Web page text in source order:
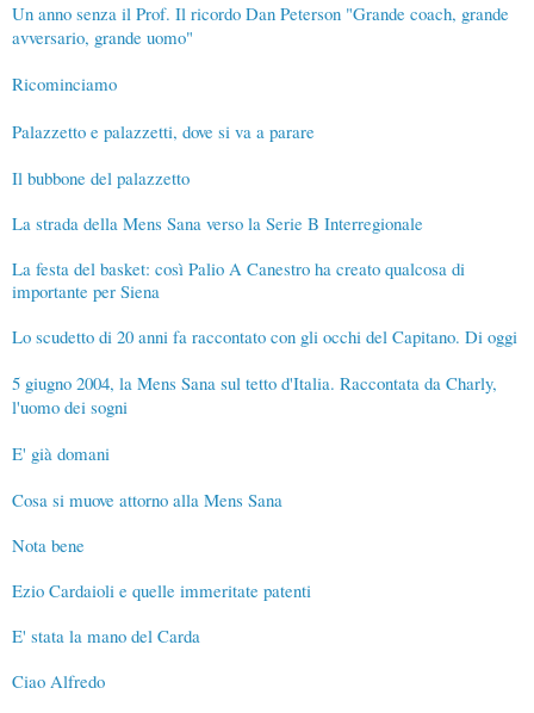
Un anno senza il Prof. Il ricordo Dan Peterson "Grande coach, grande
avversario, grande uomo"
Ricominciamo
Palazzetto e palazzetti, dove si va a parare
Il bubbone del palazzetto
La strada della Mens Sana verso la Serie B Interregionale
La festa del basket: così Palio A Canestro ha creato qualcosa di
importante per Siena
Lo scudetto di 20 anni fa raccontato con gli occhi del Capitano. Di oggi
5 giugno 2004, la Mens Sana sul tetto d'Italia. Raccontata da Charly,
l'uomo dei sogni
E' già domani
Cosa si muove attorno alla Mens Sana
Nota bene
Ezio Cardaioli e quelle immeritate patenti
E' stata la mano del Carda
Ciao Alfredo